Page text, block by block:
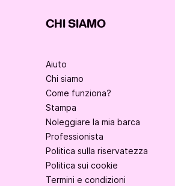
CHI SIAMO
Aiuto
Chi siamo
Come funziona?
Stampa
Noleggiare la mia barca
Professionista
Politica sulla riservatezza
Politica sui cookie
Termini e condizioni